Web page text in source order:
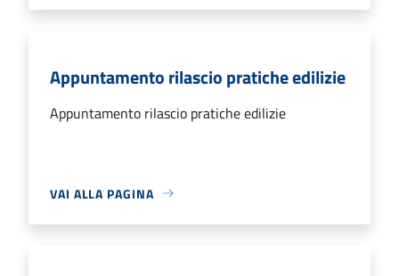
Appuntamento rilascio pratiche edilizie
Appuntamento rilascio pratiche edilizie
VAI ALLA PAGINA